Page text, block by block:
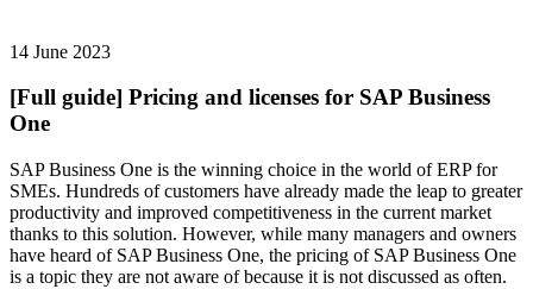
14 June 2023
[Full guide] Pricing and licenses for SAP Business
One
SAP Business One is the winning choice in the world of ERP for
SMEs. Hundreds of customers have already made the leap to greater
productivity and improved competitiveness in the current market
thanks to this solution. However, while many managers and owners
have heard of SAP Business One, the pricing of SAP Business One
is a topic they are not aware of because it is not discussed as often.